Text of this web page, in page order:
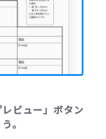
ビュー」ボタン
。